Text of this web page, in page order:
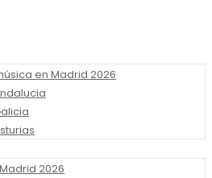
en Madrid 2026
2026